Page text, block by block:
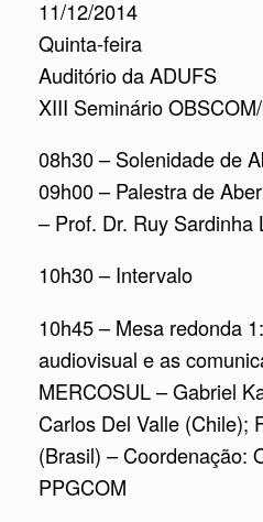
11/12/2014
Quinta-feira
Auditório da ADUFS
XIII Seminário
08h30 – Solenidade de
09h00 – Palestra de
– Prof. Dr. Ruy Sardinha
10h30 – Intervalo
10h45 – Mesa redonda
audiovisual e as
MERCOSUL – Gabriel
Carlos Del Valle (Chile);
(Brasil) – Coordenação:
PPGCOM